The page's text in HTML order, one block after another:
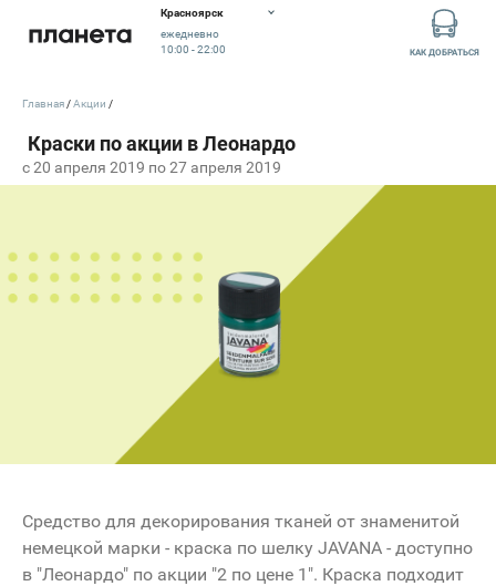
Красноярск
ежедневно
10:00 - 22:00
КАК ДОБРАТЬСЯ
c 20 апреля 2019 по 27 апреля 2019
Главная Акции
Средство для декорирования тканей от знаменитой
немецкой марки - краска по шелку JAVANA - доступно
в "Леонардо" по акции "2 по цене 1". Краска подходит